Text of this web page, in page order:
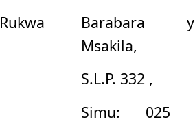
Rukwa
Barabara
Msakila,
S.L.P. 332 ,
Simu: 025